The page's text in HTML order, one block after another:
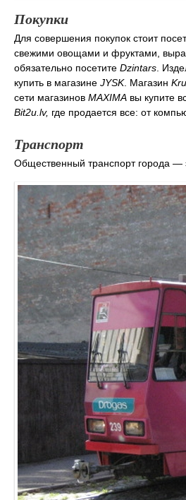
Покупки
Для совершения покупок стоит
свежими овощами и фруктами,
обязательно посетите Dzintars .
купить в магазине JYSK. Магазин
сети магазинов MAXIMA вы купите
Bit2u.lv, где продается все: от
Транспорт
Общественный транспорт города —